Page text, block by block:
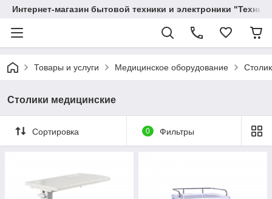
Интернет-магазин бытовой техники и электроники
Товары и услуги Медицинское оборудование
Столики медицинские
Сортировка 0 Фильтры